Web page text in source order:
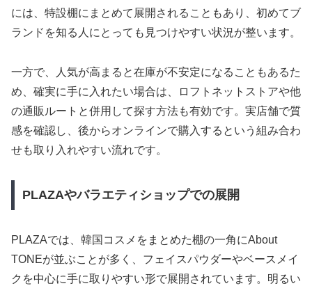
には、特設棚にまとめて展開されることもあり、初めてブ
ランドを知る人にとっても見つけやすい状況が整います。
一方で、人気が高まると在庫が不安定になることもあるた
め、確実に手に入れたい場合は、ロフトネットストアや他
の通販ルートと併用して探す方法も有効です。実店舗で質
感を確認し、後からオンラインで購入するという組み合わ
せも取り入れやすい流れです。
PLAZAやバラエティショップでの展開
PLAZAでは、韓国コスメをまとめた棚の一角にAbout
TONEが並ぶことが多く、フェイスパウダーやベースメイ
クを中心に手に取りやすい形で展開されています。明るい